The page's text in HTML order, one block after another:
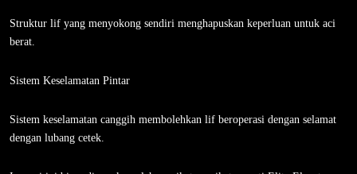
Struktur lif yang menyokong sendiri menghapuskan keperluan untuk aci
berat.
Sistem Keselamatan Pintar
Sistem keselamatan canggih membolehkan lif beroperasi dengan selamat
dengan lubang cetek.